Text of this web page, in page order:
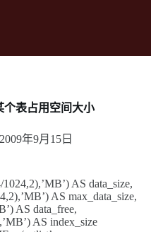
个表占用空间大小
2009年9月15日
AS data_size,
AS max_data_size,
AS data_free,
AS index_size